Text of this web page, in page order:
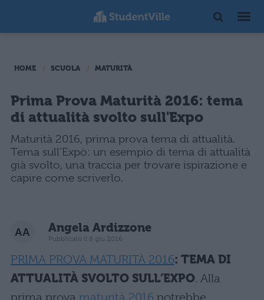
HOME SCUOLA MATURITÀ
Prima Prova Maturità 2016: tema
di attualità svolto sull'Expo
Maturità 2016, prima prova tema di attualità.
Tema sull'Expò: un esempio di tema di attualità
già svolto, una traccia per trovare ispirazione e
capire come scriverlo.
Angela Ardizzone
Pubblicato il 8 giu 2016
PRIMA PROVA MATURITÀ 2016: TEMA DI
ATTUALITÀ SVOLTO SULL’EXPO. Alla